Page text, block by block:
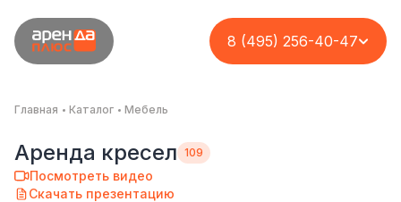
8 (495) 256-40-47
Главная Каталог Мебель
Аренда кресел
Посмотреть видео
Скачать презентацию